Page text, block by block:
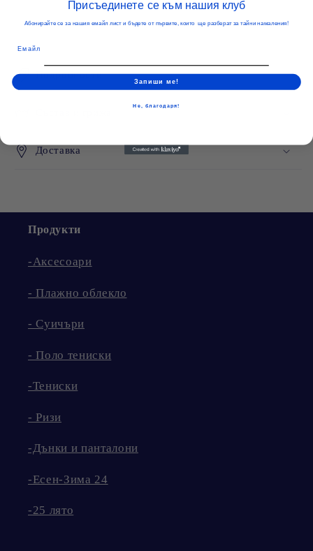
бански
бански
Подробности
Доставка
Продукти
-Аксесоари
- Плажно облекло
- Суичъри
- Поло тениски
-Тениски
- Ризи
-Дънки и панталони
-Есен-Зима 24
-25 лято
Присъединете се към нашия клуб
Абонирайте се за нашия емайл лист и бъдете от първите, които ще разберат за тайни намаления!
Запиши ме!
Не, благодаря!